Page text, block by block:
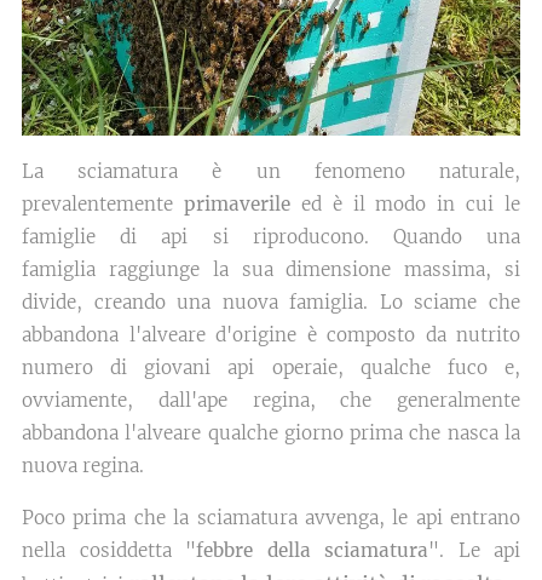
La sciamatura è un fenomeno naturale,
prevalentemente primaverileed è il modo in cui le
famiglie di api si riproducono. Quando una
famiglia raggiunge la sua dimensione massima, si
divide, creando una nuova famiglia. Lo sciame che
abbandona l'alveare d'origine è composto da nutrito
numero di giovani api operaie, qualche fuco e,
ovviamente, dall'ape regina, che generalmente
abbandona l'alveare qualche giorno prima che nasca la
nuova regina.
Poco prima che la sciamatura avvenga, le api entrano
nella cosiddetta "febbre della sciamatura". Le api